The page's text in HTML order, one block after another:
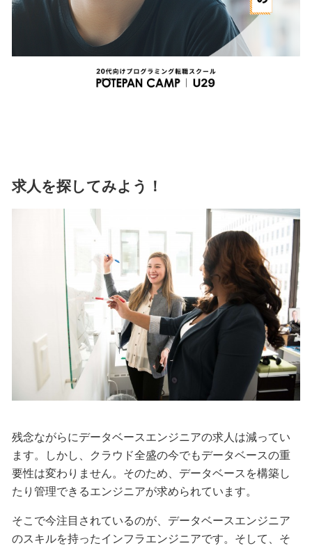
求人を探してみよう！
残念ながらにデータベースエンジニアの求人は減ってい
ます。しかし、クラウド全盛の今でもデータベースの重
要性は変わりません。そのため、データベースを構築し
たり管理できるエンジニアが求められています。
そこで今注目されているのが、データベースエンジニア
のスキルを持ったインフラエンジニアです。そして、そ